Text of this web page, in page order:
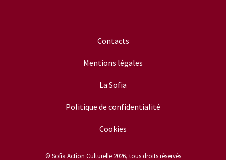
Contacts
Mentions légales
La Sofia
Politique de confidentialité
Cookies
© Sofia Action Culturelle 2026, tous droits réservés